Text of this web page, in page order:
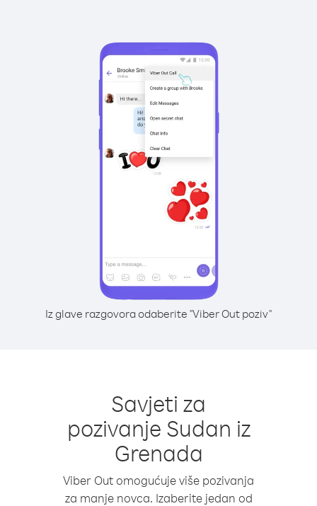
Iz glave razgovora odaberite "Viber Out poziv"
Savjeti za
pozivanje Sudan iz
Grenada
Viber Out omogućuje više pozivanja
za manje novca. Izaberite jedan od